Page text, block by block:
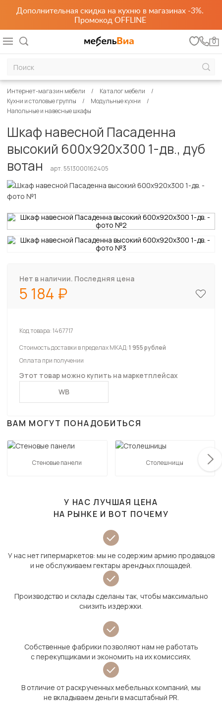
Дополнительная скидка на кухню в магазинах -3%.
Промокод OFFLINE
0
Интернет-магазин мебели
Каталог мебели
Кухни и столовые группы
Модульные кухни
Напольные и навесные шкафы
Шкаф навесной Пасаденна
высокий 600х920х300 1-дв., дуб
вотан
арт. 5513000162405
Нет в наличии. Последняя цена
5 184
Код товара:1467717
Стоимость доставки в пределах МКАД:1 955 рублей
Оплата при получении
Этот товар можно купить на маркетплейсах
WB
ВАМ МОГУТ ПОНАДОБИТЬСЯ
Стеновые панели Столешницы
У НАС ЛУЧШАЯ ЦЕНА
НА РЫНКЕ И ВОТ ПОЧЕМУ
У нас нет гипермаркетов: мы не содержим армию продавцов
и не обслуживаем гектары арендных площадей.
Производство и склады сделаны так, чтобы максимально
снизить издержки.
Собственные фабрики позволяют нам не работать
с перекупщиками и экономить на их комиссиях.
В отличие от раскрученных мебельных компаний, мы
не вкладываем деньги в масштабный PR.